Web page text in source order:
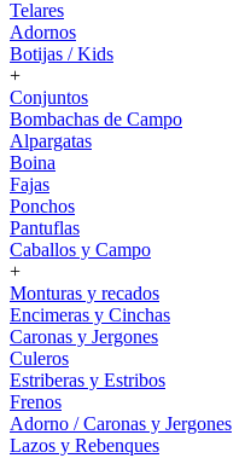
Telares
Adornos
Botijas / Kids
+
Conjuntos
Bombachas de Campo
Alpargatas
Boina
Fajas
Ponchos
Pantuflas
Caballos y Campo
+
Monturas y recados
Encimeras y Cinchas
Caronas y Jergones
Culeros
Estriberas y Estribos
Frenos
Adorno / Caronas y Jergones
Lazos y Rebenques